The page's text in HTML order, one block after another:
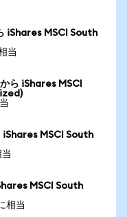
iShares MSCI South
当
ら iShares MSCI
MSCI South
MSCI South
相当